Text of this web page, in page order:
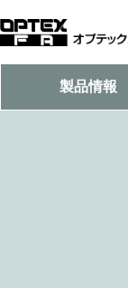
製品情報